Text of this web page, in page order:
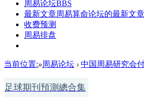
周易论坛BBS
最新文章周易算命论坛的最新文章
收费预测
周易排盘
当前位置:»周易论坛 › 中国周易研究会
足球期刊預測總合集